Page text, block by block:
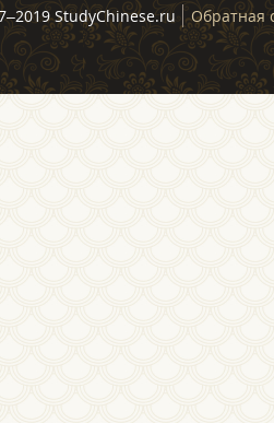
StudyChinese.ru Обратная